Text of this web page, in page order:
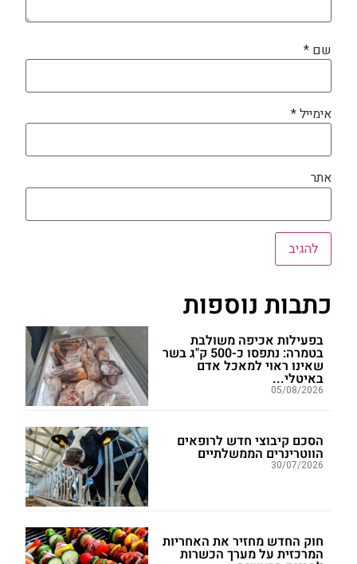
שם *
אימייל*
אתר
כתבות נוספות
בפעילות אכיפה משולבת
בטמרה: נתפסו כ-500 ק"ג בשר
שאינו ראוי למאכל אדם
באיטלי...
05/08/2026
הסכם קיבוצי חדש לרופאים
הווטרינרים הממשלתיים
30/07/2026
חוק החדש מחזיר את האחריות
המרכזית על מערך הכשרות